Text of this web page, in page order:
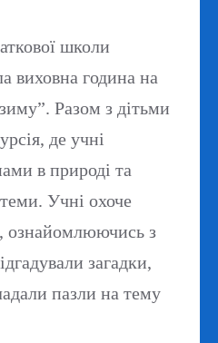
школи
виховна година на
Разом з дітьми
де учні
в природі та
Учні охоче
ознайомлюючись з
загадки,
пазли на тему